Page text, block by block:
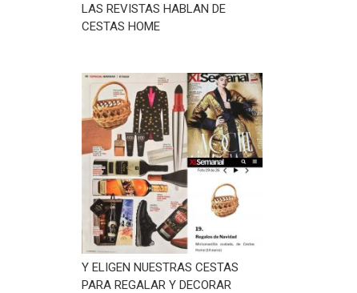
LAS REVISTAS HABLAN DE
CESTAS HOME
Y ELIGEN NUESTRAS CESTAS
PARA REGALAR Y DECORAR